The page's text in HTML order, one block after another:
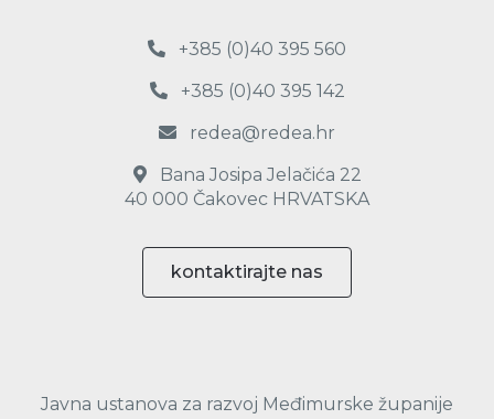
+385 (0)40 395 560
+385 (0)40 395 142
redea@redea.hr
Bana Josipa Jelačića 22
40 000 Čakovec HRVATSKA
kontaktirajte nas
Javna ustanova za razvoj Međimurske županije